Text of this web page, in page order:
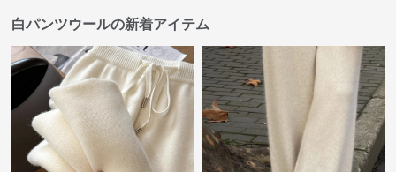
白パンツウールの新着アイテム